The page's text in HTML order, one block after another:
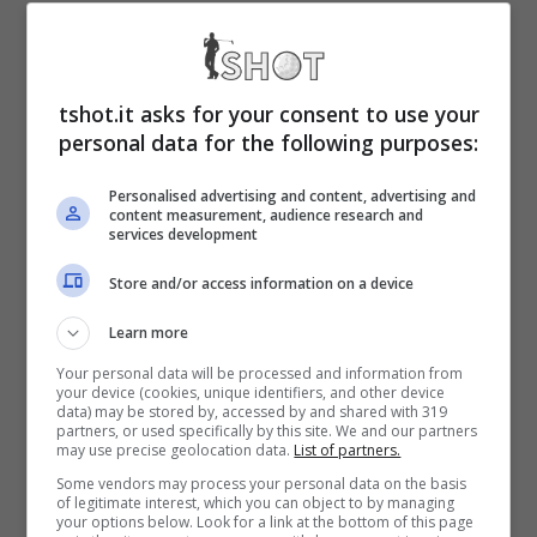
anche se – come anticipato da Horner –
l’ingegnere britannico potrebbe presenziare
ancora in altri eventi, nonostante l’addio
ufficializzato la scorsa settimana.
F1, GP Imola: che novità
per gli appassionati
GP di Imola che coincide anche con una
gradita novità per tutti gli appassionati di
Formula 1. Quella di domenica prossima,
infatti, sarà la prima gara della stagione
tshot.it asks for your consent to use your
personal data for the following purposes:
Personalised advertising and content, advertising and
content measurement, audience research and
services development
Store and/or access information on a device
Learn more
Your personal data will be processed and information from
your device (cookies, unique identifiers, and other device
data) may be stored by, accessed by and shared with 319
partners, or used specifically by this site. We and our partners
may use precise geolocation data. List of partners.
Some vendors may process your personal data on the basis
of legitimate interest, which you can object to by managing
your options below. Look for a link at the bottom of this page